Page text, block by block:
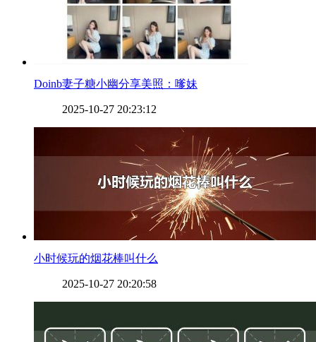
​Doinb妻子糖小幽分享美照：嗲妹
2025-10-27 20:23:12
​小时候玩的烟花棒叫什么
2025-10-27 20:20:58